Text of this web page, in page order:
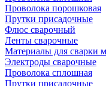
Проволока порошковая
Прутки присадочные
Флюс сварочный
Ленты сварочные
Материалы для сварки
Электроды сварочные
Проволока сплошная
Прутки присадочные